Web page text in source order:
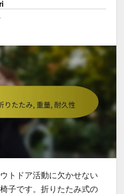
トドア活動に欠かせない
子です。折りたたみ式の